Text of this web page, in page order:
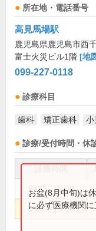
所在地・電話番号
高見馬場駅
鹿児島県鹿児島市西
富士火災ビル1階 [地
099-227-0118
診療科目
歯科 矯正歯科 小
診療/受付時間・休
9:00～17:00
9:00～19:00
お盆(8月中旬)は
に必ず医療機関に